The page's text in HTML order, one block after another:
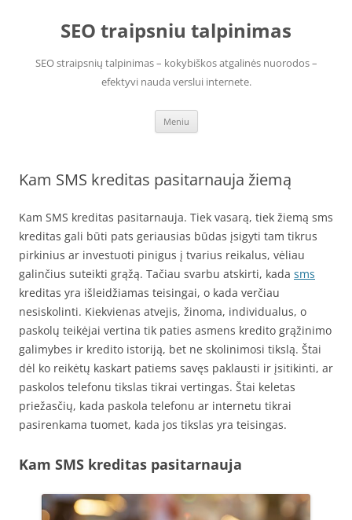
SEO traipsniu talpinimas
SEO straipsnių talpinimas – kokybiškos atgalinės nuorodos –
efektyvi nauda verslui internete.
Meniu
Kam SMS kreditas pasitarnauja žiemą
Kam SMS kreditas pasitarnauja. Tiek vasarą, tiek žiemą sms
kreditas gali būti pats geriausias būdas įsigyti tam tikrus
pirkinius ar investuoti pinigus į tvarius reikalus, vėliau
galinčius suteikti grąžą. Tačiau svarbu atskirti, kada sms
kreditas yra išleidžiamas teisingai, o kada verčiau
nesiskolinti. Kiekvienas atvejis, žinoma, individualus, o
paskolų teikėjai vertina tik paties asmens kredito grąžinimo
galimybes ir kredito istoriją, bet ne skolinimosi tikslą. Štai
dėl ko reikėtų kaskart patiems savęs paklausti ir įsitikinti, ar
paskolos telefonu tikslas tikrai vertingas. Štai keletas
priežasčių, kada paskola telefonu ar internetu tikrai
pasirenkama tuomet, kada jos tikslas yra teisingas.
Kam SMS kreditas pasitarnauja